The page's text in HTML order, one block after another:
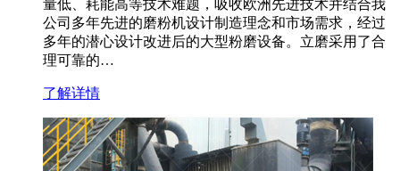
量低、耗能高等技术难题，吸收欧洲先进技术并结合我
公司多年先进的磨粉机设计制造理念和市场需求，经过
多年的潜心设计改进后的大型粉磨设备。立磨采用了合
理可靠的…
了解详情